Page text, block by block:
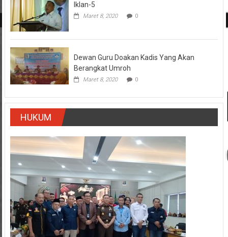
Iklan-5
Maret 8, 2020 0
Dewan Guru Doakan Kadis Yang Akan
Berangkat Umroh
Maret 8, 2020 0
HUKUM